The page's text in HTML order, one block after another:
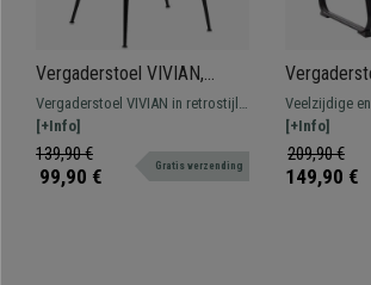
Vergaderstoel VIVIAN,
Comfortabel en Stabiel met
Metalen Poten, Bekleed met
Blauw Fluweel
Vergaderstoel VIVIAN in retrostijl
bekleed met hoogwaardige
fluwelen stof met stevig frame en
massief houten poten.
[+Info]
139,90 €
99,90 € Gratis verzending
LEDER,
Ontwerp,
Zwart
Veelzijdige
metalen
bekleed met
[+Info]
209,90 €
149,90 €